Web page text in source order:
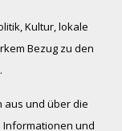
Kultur, lokale
Bezug zu den
aus und über die
Informationen und